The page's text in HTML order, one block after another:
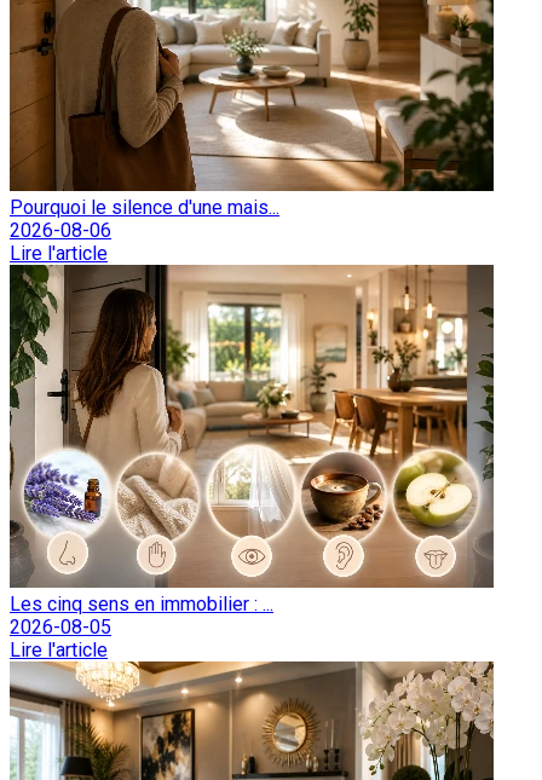
Pourquoi le silence d'une mais...
2026-08-06
Lire l'article
Les cinq sens en immobilier : ...
2026-08-05
Lire l'article